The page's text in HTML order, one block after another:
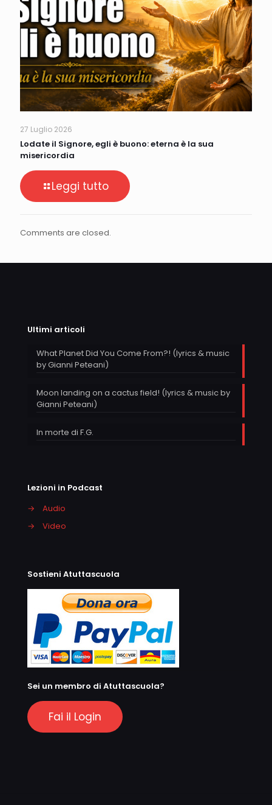
27 Luglio 2026
Lodate il Signore, egli è buono: eterna è la sua
misericordia
Leggi tutto
Comments are closed.
Ultimi articoli
What Planet Did You Come From?! (lyrics & music
by Gianni Peteani)
Moon landing on a cactus field! (lyrics & music by
Gianni Peteani)
In morte di F.G.
Lezioni in Podcast
→
Audio
→
Video
Sostieni Atuttascuola
Sei un membro di Atuttascuola?
Fai il Login